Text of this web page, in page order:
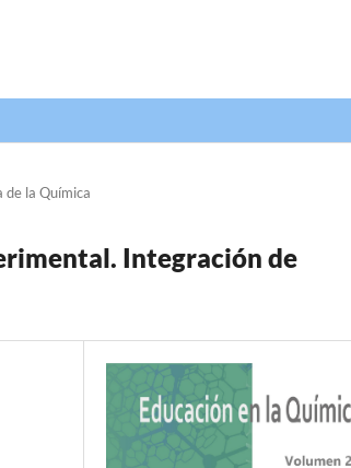
de la Química
Integración de